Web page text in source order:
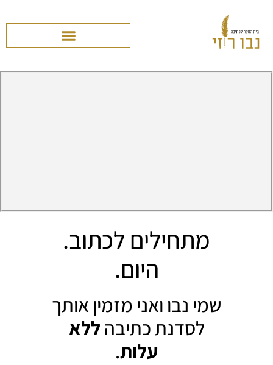
מתחילים לכתוב.
היום.
שמי נבו ואני מזמין אותך
לסדנת כתיבהללא
עלות.